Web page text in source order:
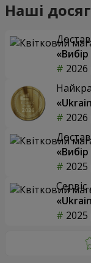
Наші
2026
2026
2025
Сервіс
2025